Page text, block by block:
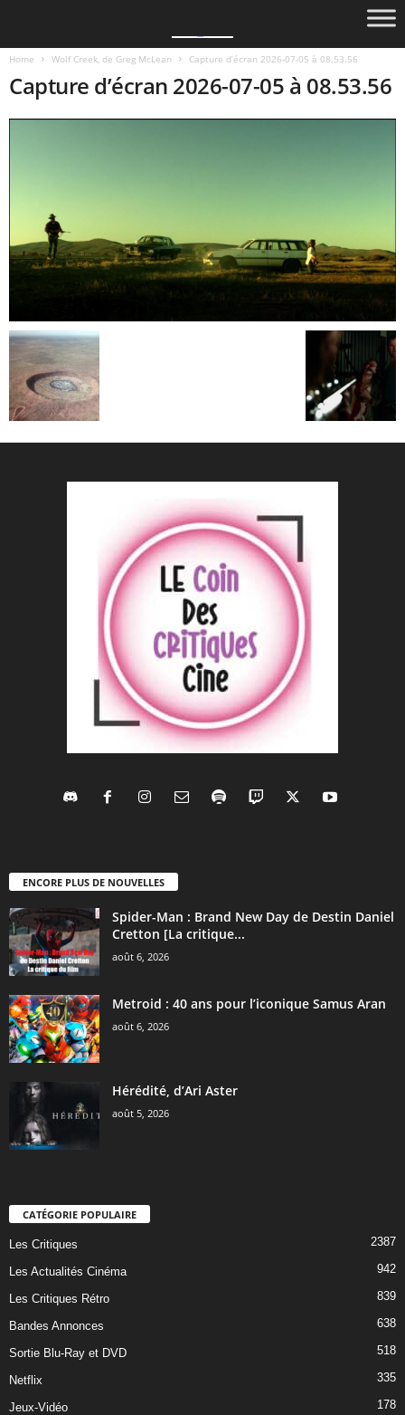
Home Wolf Creek, de Greg McLean Capture d’écran 2026-07-05 à 08.53.56
Capture d’écran 2026-07-05 à 08.53.56
ENCORE PLUS DE NOUVELLES
Spider-Man : Brand New Day de Destin Daniel
Cretton [La critique...
août 6, 2026
Metroid : 40 ans pour l’iconique Samus Aran
août 6, 2026
Hérédité, d’Ari Aster
août 5, 2026
CATÉGORIE POPULAIRE
Les Critiques 2387
Les Actualités Cinéma 942
Les Critiques Rétro 839
Bandes Annonces 638
Sortie Blu-Ray et DVD 518
Netflix 335
Jeux-Vidéo 178